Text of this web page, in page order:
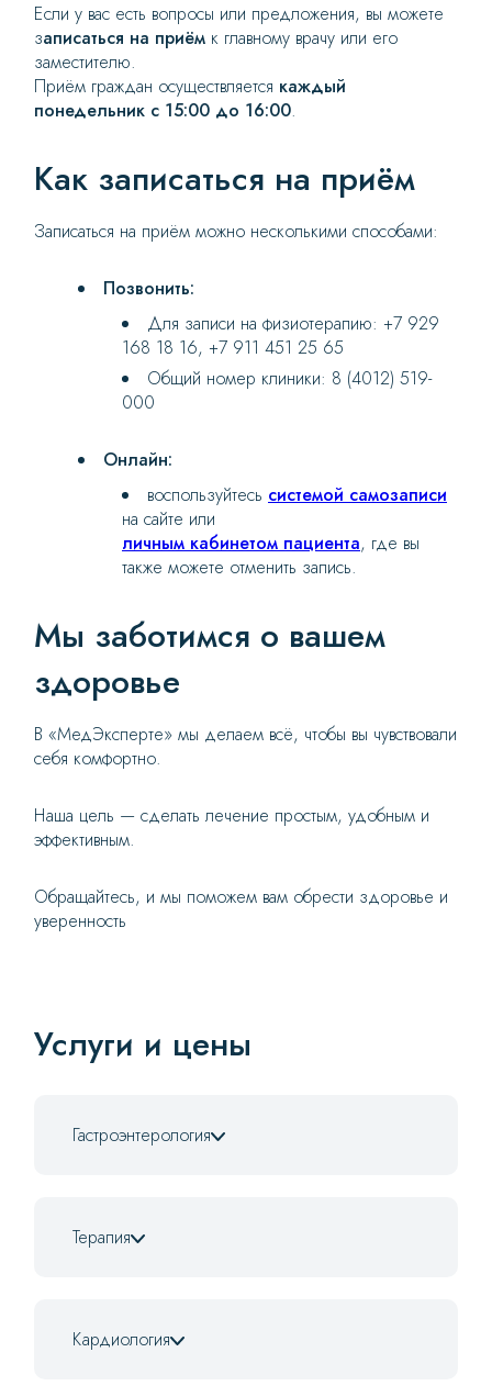
Если у вас есть вопросы или предложения, вы можете
записаться на приём к главному врачу или его
заместителю.
Приём граждан осуществляется каждый
понедельник с 15:00 до 16:00.
Как записаться на приём
Записаться на приём можно несколькими способами:
Позвонить:
Для записи на физиотерапию: +7 929
168 18 16, +7 911 451 25 65
Общий номер клиники: 8 (4012) 519-
000
Онлайн:
воспользуйтесь системой самозаписи
на сайте или
личным кабинетом пациента, где вы
также можете отменить запись.
Мы заботимся о вашем
здоровье
В «МедЭксперте» мы делаем всё, чтобы вы чувствовали
себя комфортно.
Наша цель — сделать лечение простым, удобным и
эффективным.
Обращайтесь, и мы поможем вам обрести здоровье и
уверенность
Услуги и цены
Гастроэнтерология
Терапия
Кардиология